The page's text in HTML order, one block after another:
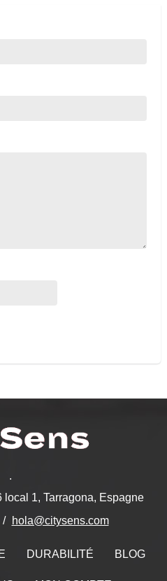
.
1, Tarragona, Espagne
hola@citysens.com
DURABILITÉ BLOG